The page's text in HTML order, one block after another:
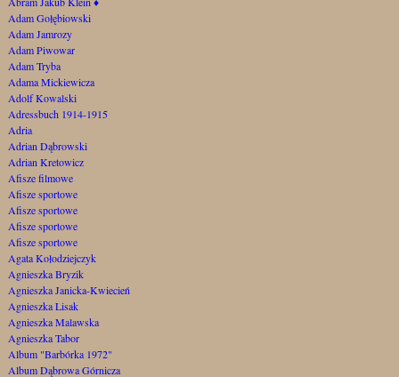
Adam Gołębiowski
Adam Jamrozy
Adam Piwowar
Adam Tryba
Adama Mickiewicza
Adolf Kowalski
Adressbuch 1914-1915
Adria
Adrian Dąbrowski
Adrian Kretowicz
Afisze filmowe
Afisze sportowe
Afisze sportowe
Afisze sportowe
Afisze sportowe
Agata Kołodziejczyk
Agnieszka Bryzik
Agnieszka Janicka-Kwiecień
Agnieszka Lisak
Agnieszka Malawska
Agnieszka Tabor
Album "Barbórka 1972"
Album Dąbrowa Górnicza